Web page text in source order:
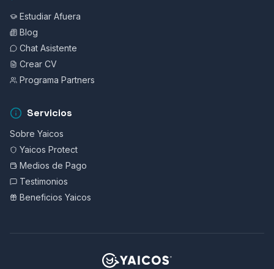
Estudiar Afuera
Blog
Chat Asistente
Crear CV
Programa Partners
Servicios
Sobre Yaicos
Yaicos Protect
Medios de Pago
Testimonios
Beneficios Yaicos